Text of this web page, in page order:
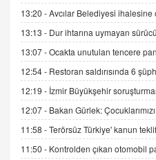
DR. EKREM
Gerçek Ne, Algı
Cümlesinin
19.07.2025 12:45
GÖNÜL
Şifacının Yolu
04.11.2025 12:56
AV. RÜMEYSA
13:20 -Avcılar Belediyesi ihalesine
13:13 - Dur ihtarına uymayan
13:07 -Ocakta unutulan tencere
12:54 - Restoran saldırısında 6
12:19 - İzmir Büyükşehir
12:07 - Bakan Gürlek:
11:58 -Terörsüz Türkiye' kanun
11:50 - Kontrolden çıkan otomobil